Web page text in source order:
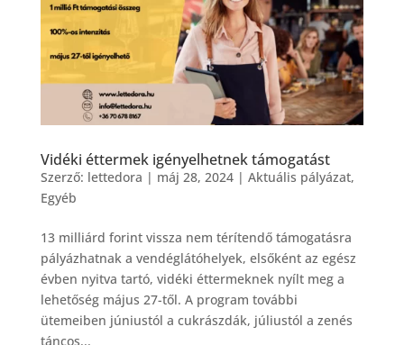
Vidéki éttermek igényelhetnek támogatást
Szerző: lettedora | máj 28, 2024| Aktuális pályázat,
Egyéb
13 milliárd forint vissza nem térítendő támogatásra
pályázhatnak a vendéglátóhelyek, elsőként az egész
évben nyitva tartó, vidéki éttermeknek nyílt meg a
lehetőség május 27-től. A program további
ütemeiben júniustól a cukrászdák, júliustól a zenés
táncos...